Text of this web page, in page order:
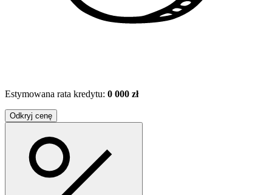
Estymowana rata kredytu: 0 000 zł
Odkryj cenę